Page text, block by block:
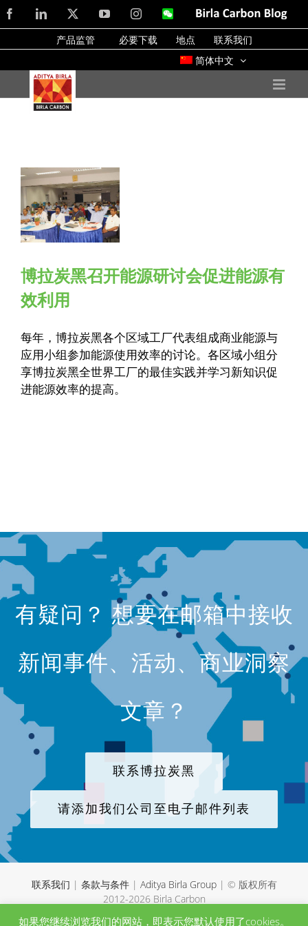
Skip
to
content
FacebookLinkedIn YouTubeInstagramWeChatBirla
Blog
产品监管 必要下载 地点
联系我们
简体中文
博拉炭黑召开能源研讨会促进能源有
效利用
每年，博拉炭黑各个区域工厂代表组成商业能源与
应用小组参加能源使用效率的讨论。各区域小组分
享博拉炭黑全世界工厂的最佳实践并学习新知识促
进能源效率的提高。
有疑问？ 想要在邮箱中接收
新闻事件、活动、商业洞察
文章？
联系博拉炭黑
请添加我们公司至电子邮件列表
联系我们 | 条款与条件| Aditya Birla Group| © 版权所有
2012-2026 Birla Carbon
如果您继续浏览我们的网站，即表示您默认使用了cookies。